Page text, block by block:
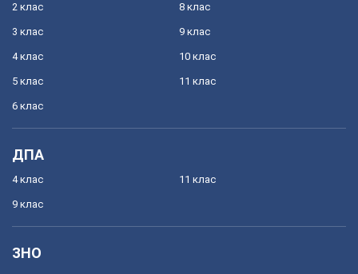
2 клас
3 клас
4 клас
5 клас
6 клас
8 клас
9 клас
10 клас
11 клас
ДПА
4 клас
9 клас
11 клас
ЗНО